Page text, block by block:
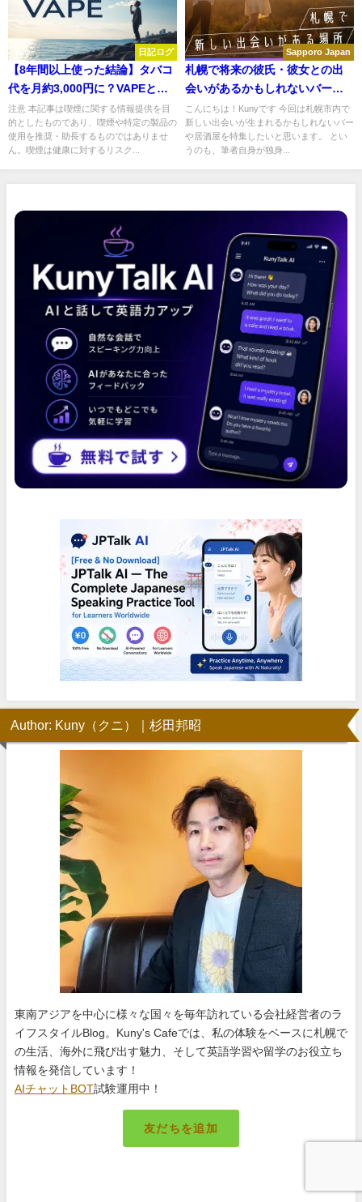
日記ログ
【8年間以上使った結論】タバコ
代を月約3,000円に？VAPEとい
う選択肢・使い方を注意点とと
もに本音で解説
注意 本記事は喫煙に関する情報提供を目
的としたものであり、喫煙や特定の製品の
使用を推奨・助長するものではありませ
ん。喫煙は健康に対するリスク...
Sapporo Japan
札幌で将来の彼氏・彼女との出
会いがあるかもしれないバーや
居酒屋に行ってみた
こんにちは！Kunyです 今回は札幌市内で
新しい出会いが生まれるかもしれないバー
や居酒屋を特集したいと思います。 とい
うのも、筆者自身が独身...
Author: Kuny（クニ）｜杉田邦昭
東南アジアを中心に様々な国々を毎年訪れている会社経営者のラ
イフスタイルBlog。Kuny's Cafeでは、私の体験をベースに札幌で
の生活、海外に飛び出す魅力、そして英語学習や留学のお役立ち
情報を発信しています！
AIチャットBOT試験運用中！
友だちを追加